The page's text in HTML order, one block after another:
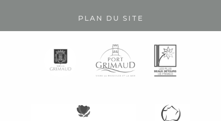
PLAN DU SITE